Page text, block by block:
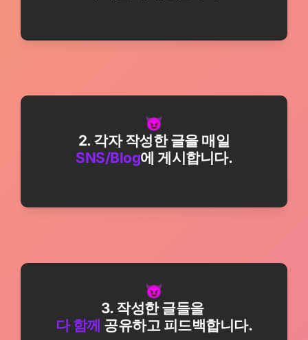
SNS/Blog에 게시합니다.
3. 작성한 글들을
다 함께 공유하고 피드백합니다.